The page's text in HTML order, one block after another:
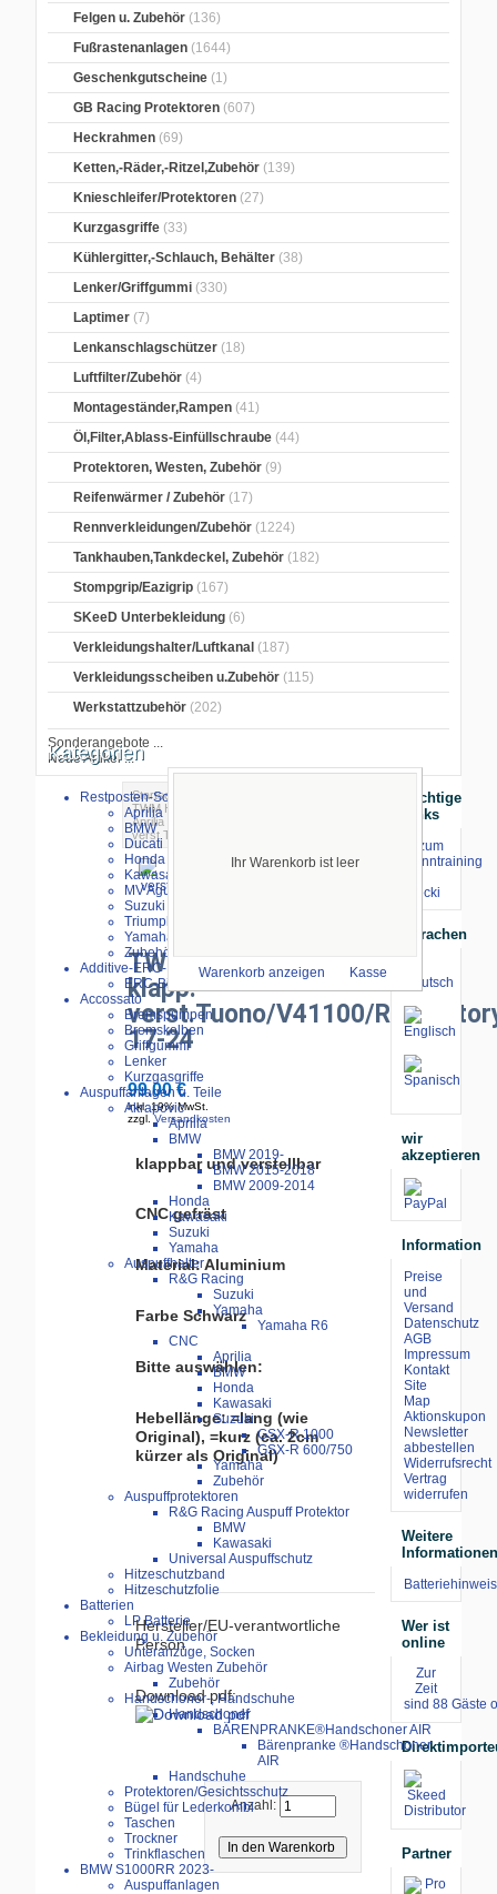
Felgen u. Zubehör (136)
Fußrastenanlagen (1644)
Geschenkgutscheine (1)
GB Racing Protektoren (607)
Heckrahmen (69)
Ketten,-Räder,-Ritzel,Zubehör (139)
Knieschleifer/Protektoren (27)
Kurzgasgriffe (33)
Kühlergitter,-Schlauch, Behälter (38)
Lenker/Griffgummi (330)
Laptimer (7)
Lenkanschlagschützer (18)
Luftfilter/Zubehör (4)
Montageständer,Rampen (41)
Öl,Filter,Ablass-Einfüllschraube (44)
Protektoren, Westen, Zubehör (9)
Reifenwärmer / Zubehör (17)
Rennverkleidungen/Zubehör (1224)
Tankhauben,Tankdeckel, Zubehör (182)
Stompgrip/Eazigrip (167)
SKeeD Unterbekleidung (6)
Verkleidungshalter/Luftkanal (187)
Verkleidungsscheiben u.Zubehör (115)
Werkstattzubehör (202)
Sonderangebote ...
Neue Artikel ...
Ihr Warenkorb ist leer
Warenkorb anzeigen Kasse
Kategorien
Restposten-Sonderverkauf
Aprilia
BMW
Ducati
Honda
Kawasaki
MV Agusta
Suzuki
Triumph
Yamaha
Zubehör
Additive-ERC-Bike
ERC-Bike Additive
Accossato
Bremspumpen
Bremskolben
Griffgummi
Lenker
Kurzgasgriffe
Auspuffanlagen u. Teile
Akrapovic
Aprilia
BMW
BMW 2019-
BMW 2015-2018
BMW 2009-2014
Honda
Kawasaki
Suzuki
Yamaha
Auspuffhalter
R&G Racing
Suzuki
Yamaha
Yamaha R6
CNC
Aprilia
BMW
Honda
Kawasaki
Suzuki
GSX-R 1000
GSX-R 600/750
Yamaha
Zubehör
Auspuffprotektoren
R&G Racing Auspuff Protektor
BMW
Kawasaki
Universal Auspuffschutz
Hitzeschutzband
Hitzeschutzfolie
Batterien
LP Batterie
Bekleidung u. Zubehör
Unteranzüge, Socken
Airbag Westen Zubehör
Zubehör
Handschoner-, Handschuhe
Handschoner
BÄRENPRANKE®Handschoner AIR
Bärenpranke ®Handschoner
AIR
Handschuhe
Protektoren/Gesichtsschutz
Bügel für Lederkombi
Taschen
Trockner
Trinkflaschen
BMW S1000RR 2023-
Auspuffanlagen
Startseite
TWM Hebel
Aprilia
verst.Tuono/V41100/RR/Factory 17-24
TWM Bremshebel
klapp.-
verst.Tuono/V41100/RR/
17-24
99.00 €
inkl. 19% MwSt.
zzgl.Versandkosten
klappbar und verstellbar
CNC gefräst
Material: Aluminium
Farbe Schwarz
Bitte auswählen:
Hebellänge: =lang (wie
Original), =kurz (ca. 2cm
kürzer als Original)
Hersteller/EU-verantwortliche
Person
Download pdf:
Anzahl:
Wichtige
Links
⇒ zum
Renntraining
Stecki
Sprachen
wir
akzeptieren
Information
Preise
und
Versand
Datenschutz
AGB
Impressum
Kontakt
Site
Map
Aktionskupon
Newsletter
abbestellen
Widerrufsrecht
Vertrag
widerrufen
Weitere
Batteriehinweis
Wer ist
online
Zur
Zeit
sind 88 Gäste
Partner